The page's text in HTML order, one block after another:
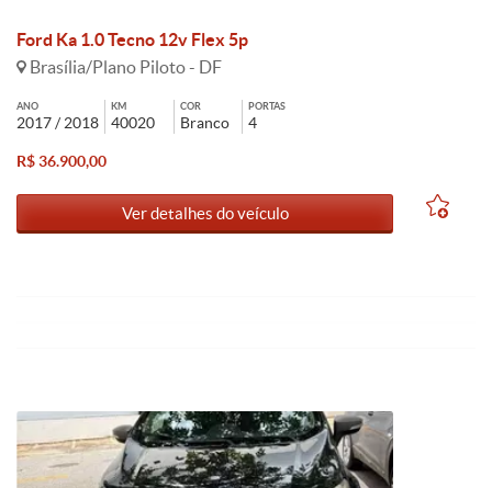
Ford Ka 1.0 Tecno 12v Flex 5p
Brasília/Plano Piloto - DF
ANO
2017 / 2018
KM
40020
COR
Branco
PORTAS
4
R$ 36.900,00
Ver detalhes do veículo